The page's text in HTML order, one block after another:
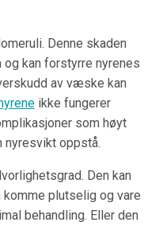
Denne skaden
kan forstyrre nyrenes
av væske kan
ikke fungerer
som høyt
nyresvikt oppstå.
Den kan
plutselig og vare
behandling. Eller den